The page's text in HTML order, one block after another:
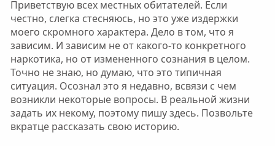
Приветствую всех местных обитателей. Если
честно, слегка стесняюсь, но это уже издержки
моего скромного характера. Дело в том, что я
зависим. И зависим не от какого-то конкретного
наркотика, но от измененного сознания в целом.
Точно не знаю, но думаю, что это типичная
ситуация. Осознал это я недавно, всвязи с чем
возникли некоторые вопросы. В реальной жизни
задать их некому, поэтому пишу здесь. Позвольте
вкратце рассказать свою историю.